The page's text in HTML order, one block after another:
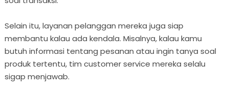
Selain itu, layanan pelanggan mereka juga siap
membantu kalau ada kendala. Misalnya, kalau kamu
butuh informasi tentang pesanan atau ingin tanya soal
produk tertentu, tim customer service mereka selalu
sigap menjawab.